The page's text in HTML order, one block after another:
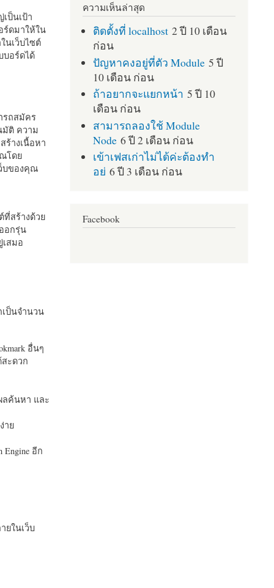
ป็นเป้า
ร์ดมาให้ใน
นเว็บไซต์
บอร์ดได้
รถสมัคร
มัติ ความ
ร้างเนื้อหา
ณโดย
บของคุณ
ที่สร้างด้วย
อกรุ่น
สมอ
ป็นจำนวน
อื่นๆ
สะดวก
ลค้นหา และ
าย
อีก
ยในเว็บ
ความเห็นล่าสุด
ติดตั้งที่ localhost 2 ปี 10 เดือน
ก่อน
ปัญหาคงอยู่ที่ตัว Module 5 ปี
10 เดือน ก่อน
ถ้าอยากจะแยกหน้า 5 ปี 10
เดือน ก่อน
สามารถลองใช้ Module
Node 6 ปี 2 เดือน ก่อน
เข้าเฟสเก่าไม่ได้ค่ะต้องทำ
อย่ 6 ปี 3 เดือน ก่อน
Facebook